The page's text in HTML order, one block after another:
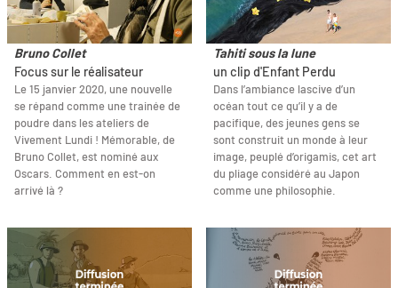
Bruno Collet
Focus sur le réalisateur
Le 15 janvier 2020, une nouvelle
se répand comme une trainée de
poudre dans les ateliers de
Vivement Lundi ! Mémorable, de
Bruno Collet, est nominé aux
Oscars. Comment en est-on
arrivé là ?
Tahiti sous la lune
un clip d'Enfant Perdu
Dans l’ambiance lascive d’un
océan tout ce qu’il y a de
pacifique, des jeunes gens se
sont construit un monde à leur
image, peuplé d’origamis, cet art
du pliage considéré au Japon
comme une philosophie.